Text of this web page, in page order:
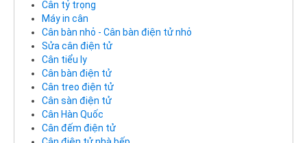
Cân tỷ trọng
Máy in cân
Cân bàn nhỏ - Cân bàn điện tử nhỏ
Sửa cân điện tử
Cân tiểu ly
Cân bàn điện tử
Cân treo điện tử
Cân sàn điện tử
Cân Hàn Quốc
Cân đếm điện tử